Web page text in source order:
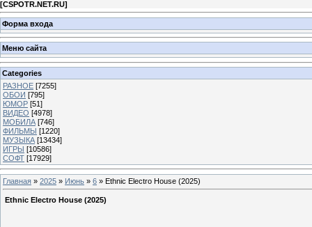
[CSPOTR.NET.RU]
Форма входа
Меню сайта
Categories
РАЗНОЕ [7255]
ОБОИ [795]
ЮМОР [51]
ВИДЕО [4978]
МОБИЛА [746]
ФИЛЬМЫ [1220]
МУЗЫКА [13434]
ИГРЫ [10586]
СОФТ [17929]
Главная » 2025 » Июнь » 6 » Ethnic Electro House (2025)
Ethnic Electro House (2025)